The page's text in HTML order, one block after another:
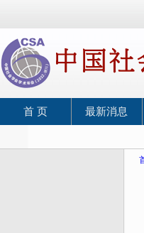
首 页 最新消息